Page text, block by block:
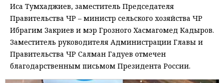
Иса Тумхаджиев, заместитель Председателя
Правительства ЧР – министр сельского хозяйства ЧР
Ибрагим Закриев и мэр Грозного Хасмагомед Кадыров.
Заместитель руководителя Администрации Главы и
Правительства ЧР Салман Гадуев отмечен
благодарственным письмом Президента России.